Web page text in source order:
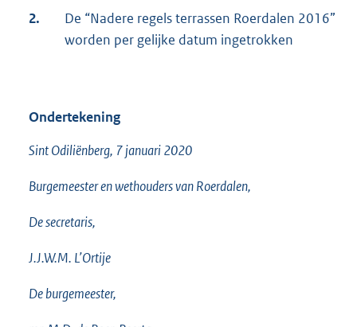
2.
De “Nadere regels terrassen Roerdalen 2016”
worden per gelijke datum ingetrokken
Ondertekening
Sint Odiliënberg, 7 januari 2020
Burgemeester en wethouders van Roerdalen,
De secretaris,
J.J.W.M. L’Ortije
De burgemeester,